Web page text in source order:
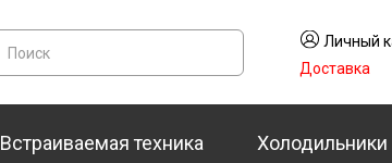
Личный
Доставка
Холодильники
Встраиваемая техника